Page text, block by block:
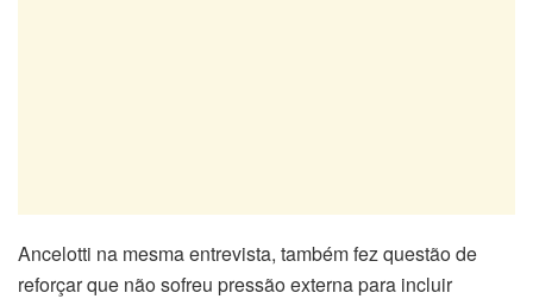
Ancelotti na mesma entrevista, também fez questão de
reforçar que não sofreu pressão externa para incluir